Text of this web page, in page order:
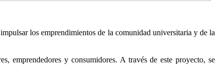
los emprendimientos de la comunidad universitaria y de la
emprendedores y consumidores. A través de este proyecto, se